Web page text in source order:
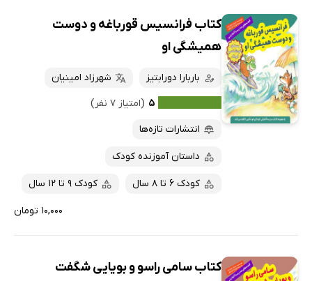
کتاب فرانسیس قورباغه و دوست
همیشگی او
باربارا دورابتیز
شهرزاد امینیان
۵ (امتیاز ۷ نفر)
انتشارات تازه‌ها
داستان آموزنده کودک
کودک 6 تا 8 سال کودک 9 تا 12 سال
۱۰,۰۰۰ تومان
کتاب سامی راسو و بویایی شگفت